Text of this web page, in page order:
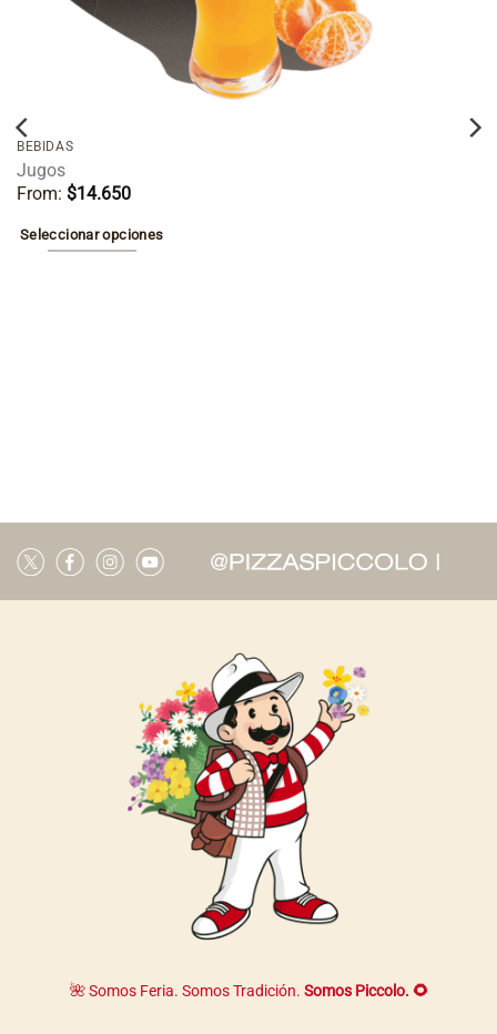
BEBIDAS
Jugos
From: $14.650
Seleccionar opciones
en
la
página
🌺 Somos Feria. Somos Tradición. Somos Piccolo. 🌻